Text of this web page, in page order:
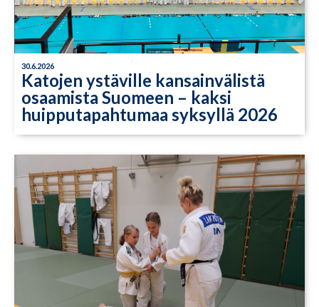
30.6.2026
Katojen ystäville kansainvälistä
osaamista Suomeen – kaksi
huipputapahtumaa syksyllä 2026